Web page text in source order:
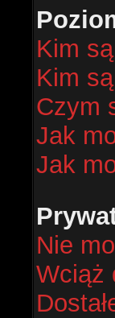
Kim
Kim
Czym
Jak
Jak
Nie
Wciąż